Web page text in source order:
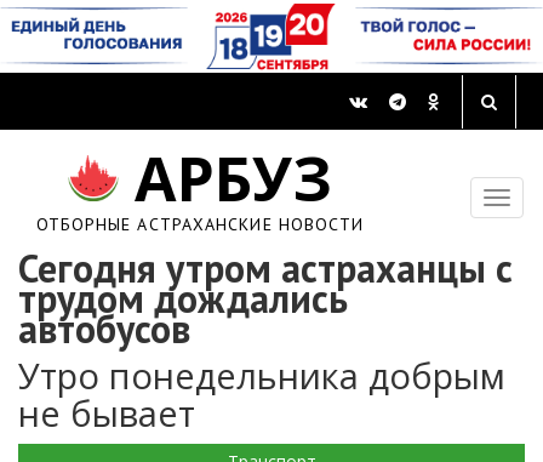
АРБУЗ
ОТБОРНЫЕ АСТРАХАНСКИЕ НОВОСТИ
Сегодня утром астраханцы с
трудом дождались
автобусов
Утро понедельника добрым
не бывает